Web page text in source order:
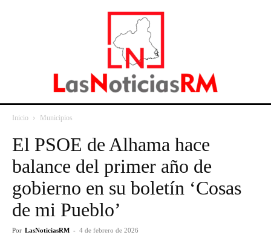
Inicio Municipios
El PSOE de Alhama hace
balance del primer año de
gobierno en su boletín ‘Cosas
de mi Pueblo’
Por LasNoticiasRM - 4 de febrero de 2026